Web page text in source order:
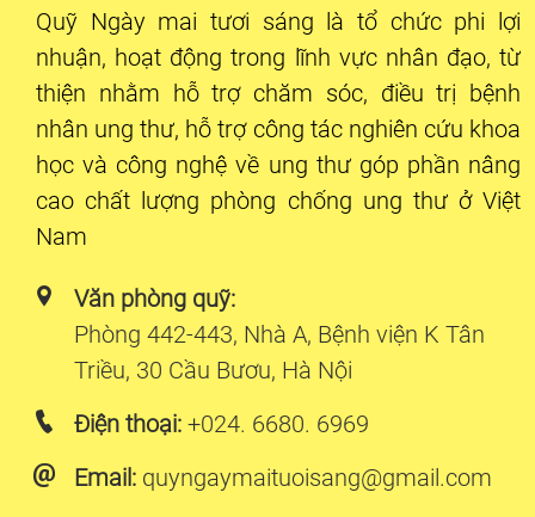
Quỹ Ngày mai tươi sáng là tổ chức phi lợi
nhuận, hoạt động trong lĩnh vực nhân đạo, từ
thiện nhằm hỗ trợ chăm sóc, điều trị bệnh
nhân ung thư, hỗ trợ công tác nghiên cứu khoa
học và công nghệ về ung thư góp phần nâng
cao chất lượng phòng chống ung thư ở Việt
Nam
Văn phòng quỹ:
Phòng 442-443, Nhà A, Bệnh viện K Tân
Triều, 30 Cầu Bươu, Hà Nội
Điện thoại: +024. 6680. 6969
Email: quyngaymaituoisang@gmail.com